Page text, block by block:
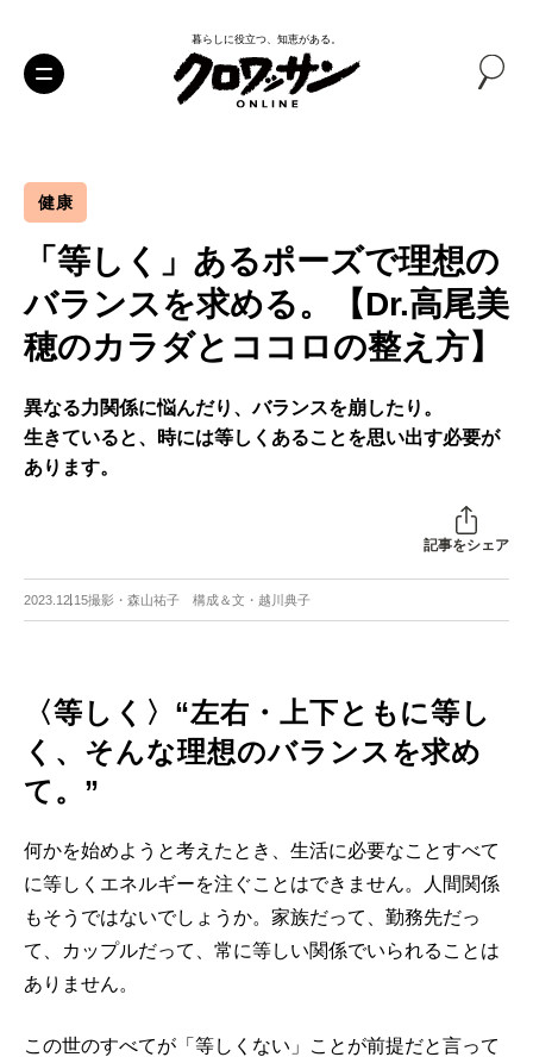
暮らしに役立つ、知恵がある。
健康
「等しく」あるポーズで理想の
バランスを求める。【Dr.高尾美
穂のカラダとココロの整え方】
異なる力関係に悩んだり、バランスを崩したり。
生きていると、時には等しくあることを思い出す必要が
あります。
記事をシェア
2023.12.15撮影・森山祐子 構成＆文・越川典子
〈等しく〉“左右・上下ともに等し
く、そんな理想のバランスを求め
て。”
何かを始めようと考えたとき、生活に必要なことすべて
に等しくエネルギーを注ぐことはできません。人間関係
もそうではないでしょうか。家族だって、勤務先だっ
て、カップルだって、常に等しい関係でいられることは
ありません。
この世のすべてが「等しくない」ことが前提だと言って